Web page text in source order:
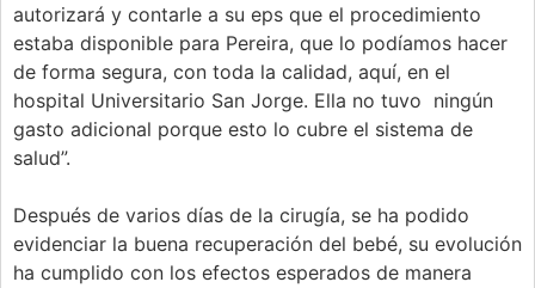
autorizará y contarle a su eps que el procedimiento
estaba disponible para Pereira, que lo podíamos hacer
de forma segura, con toda la calidad, aquí, en el
hospital Universitario San Jorge. Ella no tuvo ningún
gasto adicional porque esto lo cubre el sistema de
salud”.
Después de varios días de la cirugía, se ha podido
evidenciar la buena recuperación del bebé, su evolución
ha cumplido con los efectos esperados de manera